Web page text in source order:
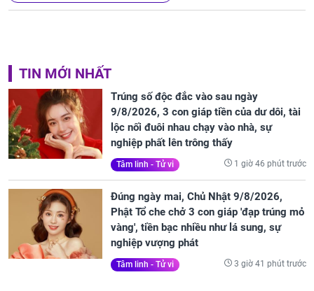
TIN MỚI NHẤT
Trúng số độc đắc vào sau ngày
9/8/2026, 3 con giáp tiền của dư dôi, tài
lộc nối đuôi nhau chạy vào nhà, sự
nghiệp phất lên trông thấy
Tâm linh - Tử vi 1 giờ 46 phút trước
Đúng ngày mai, Chủ Nhật 9/8/2026,
Phật Tổ che chở 3 con giáp 'đạp trúng mỏ
vàng', tiền bạc nhiều như lá sung, sự
nghiệp vượng phát
Tâm linh - Tử vi 3 giờ 41 phút trước